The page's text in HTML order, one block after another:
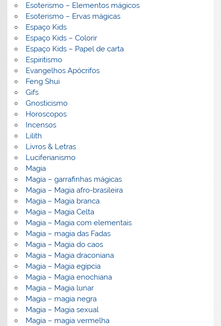
Esoterismo – Elementos mágicos
Esoterismo – Ervas mágicas
Espaço Kids
Espaço Kids – Colorir
Espaço Kids – Papel de carta
Espiritismo
Evangelhos Apócrifos
Feng Shui
Gifs
Gnosticismo
Horoscopos
Incensos
Lilith
Livros & Letras
Luciferianismo
Magia
Magia – garrafinhas mágicas
Magia – Magia afro-brasileira
Magia – Magia branca
Magia – Magia Celta
Magia – Magia com elementais
Magia – magia das Fadas
Magia – Magia do caos
Magia – Magia draconiana
Magia – Magia egípcia
Magia – Magia enochiana
Magia – Magia lunar
Magia – magia negra
Magia – Magia sexual
Magia – magia vermelha